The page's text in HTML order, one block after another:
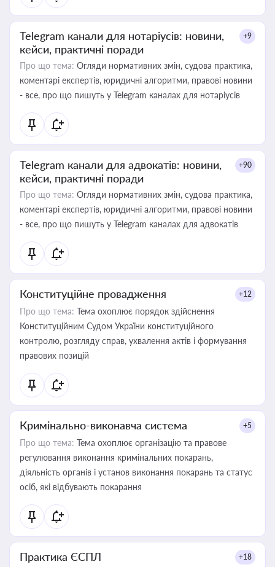
Telegram канали для нотаріусів: новини,
кейси, практичні поради
+9
Про що тема: Огляди нормативних змін, судова практика,
коментарі експертів, юридичні алгоритми, правові новини
- все, про що пишуть у Telegram каналах для нотаріусів
Telegram канали для адвокатів: новини,
кейси, практичні поради
+90
Про що тема: Огляди нормативних змін, судова практика,
коментарі експертів, юридичні алгоритми, правові новини
- все, про що пишуть у Telegram каналах для адвокатів
Конституційне провадження +12
Про що тема: Тема охоплює порядок здійснення
Конституційним Судом України конституційного
контролю, розгляду справ, ухвалення актів і формування
правових позицій
Кримінально-виконавча система +5
Про що тема: Тема охоплює організацію та правове
регулювання виконання кримінальних покарань,
діяльність органів і установ виконання покарань та статус
осіб, які відбувають покарання
Практика ЄСПЛ +18